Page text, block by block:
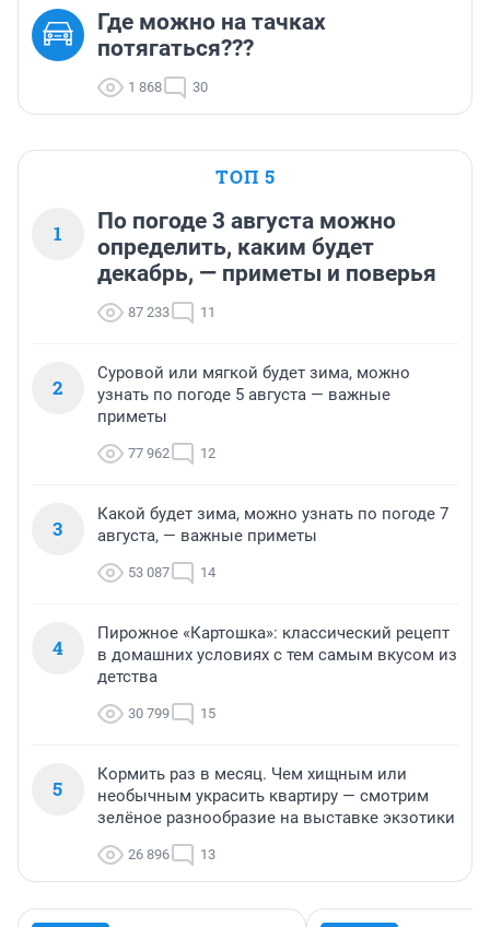
Где можно на тачках
потягаться???
1 868 30
ТОП 5
1
По погоде 3 августа можно
определить, каким будет
декабрь, — приметы и поверья
87 233 11
2
Суровой или мягкой будет зима, можно
узнать по погоде 5 августа — важные
приметы
77 962 12
3
Какой будет зима, можно узнать по погоде 7
августа, — важные приметы
53 087 14
4
Пирожное «Картошка»: классический рецепт
в домашних условиях с тем самым вкусом из
детства
30 799 15
5
Кормить раз в месяц. Чем хищным или
необычным украсить квартиру — смотрим
зелёное разнообразие на выставке экзотики
26 896 13